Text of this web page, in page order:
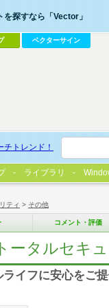
ティ > その他
コメント・評価
ータルセキ
イフに安心をご
を探すなら「Vector」
ベクターサイン
チトレンド！
ライブラリ